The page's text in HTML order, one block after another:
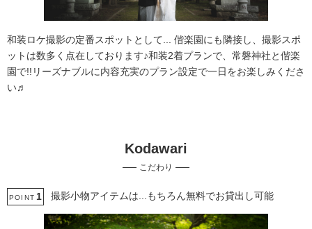
3万円以下のプラン 豊富な色打掛・着物
神社・寺院での撮影
和装ロケ撮影の定番スポットとして... 偕楽園にも隣接し、撮影スポ
ットは数多く点在しております♪和装2着プランで、常磐神社と偕楽
園で!!リーズナブルに内容充実のプラン設定で一日をお楽しみくださ
い♬
Kodawari
こだわり
POINT 1 撮影小物アイテムは...もちろん無料でお貸出し可能